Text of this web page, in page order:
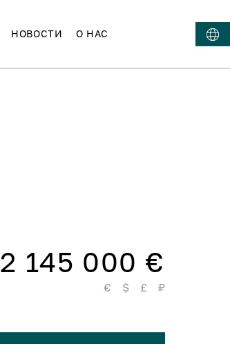
НОВОСТИ О НАС
2 145 000 €
€ $ £ ₽